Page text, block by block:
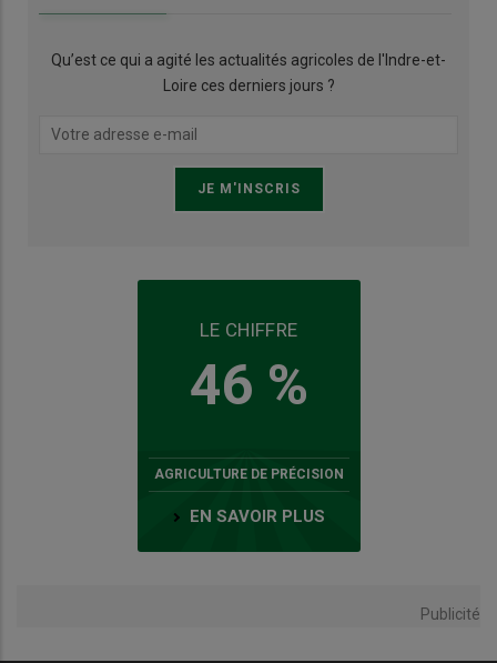
Qu’est ce qui a agité les actualités agricoles de l'Indre-et-
Loire ces derniers jours ?
LE CHIFFRE
46 %
AGRICULTURE DE PRÉCISION
EN SAVOIR PLUS
Publicité